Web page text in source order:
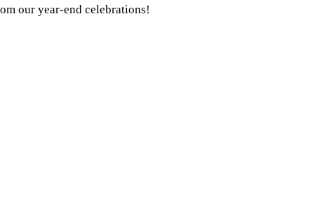
our year-end celebrations!